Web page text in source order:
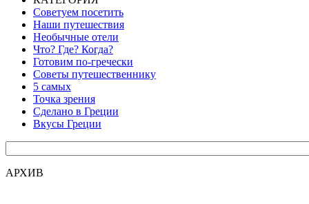
Советуем посетить
Наши путешествия
Необычные отели
Что? Где? Когда?
Готовим по-гречески
Советы путешественнику
5 самых
Точка зрения
Сделано в Греции
Вкусы Греции
АРХИВ